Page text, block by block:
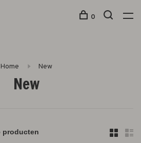
0
Home New
New